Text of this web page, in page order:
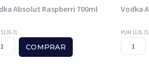
Absolut Raspberri 700ml
COMPRAR
Vodka
PUM $135.71